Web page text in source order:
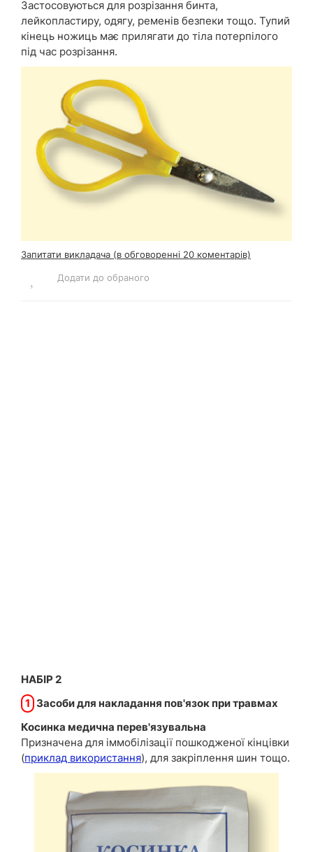
Застосовуються для розрізання бинта,
лейкопластиру, одягу, ременів безпеки тощо. Тупий
кінець ножиць має прилягати до тіла потерпілого
під час розрізання.
Запитати викладача (в обговоренні 20 коментарів)
Додати до обраного
НАБІР 2
1 Засоби для накладання пов'язок при травмах
Косинка медична перев'язувальна
Призначена для іммобілізації пошкодженої кінцівки
(приклад використання), для закріплення шин тощо.